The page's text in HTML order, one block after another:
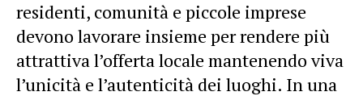
residenti, comunità e piccole imprese
devono lavorare insieme per rendere più
attrattiva l’offerta locale mantenendo viva
l’unicità e l’autenticità dei luoghi. In una